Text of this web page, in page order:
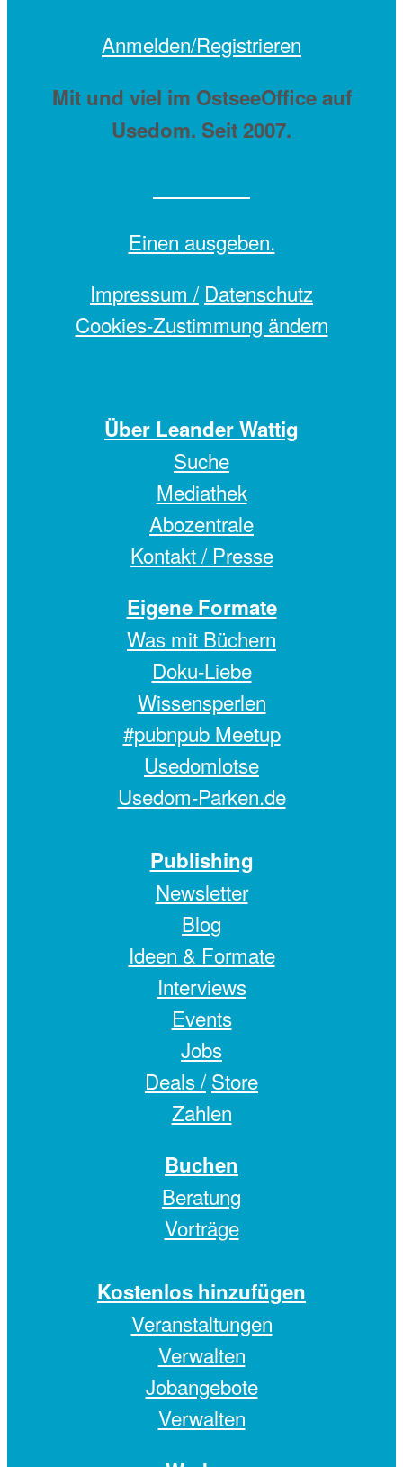
Anmelden/Registrieren
Mit und viel im OstseeOffice auf
Usedom. Seit 2007.
Einen ausgeben.
Impressum / Datenschutz
Cookies-Zustimmung ändern
Über Leander Wattig
Suche
Mediathek
Abozentrale
Kontakt / Presse
Eigene Formate
Was mit Büchern
Doku-Liebe
Wissensperlen
#pubnpub Meetup
Usedomlotse
Usedom-Parken.de
Publishing
Newsletter
Blog
Ideen & Formate
Interviews
Events
Jobs
Deals / Store
Zahlen
Buchen
Beratung
Vorträge
Kostenlos hinzufügen
Veranstaltungen
Verwalten
Jobangebote
Verwalten